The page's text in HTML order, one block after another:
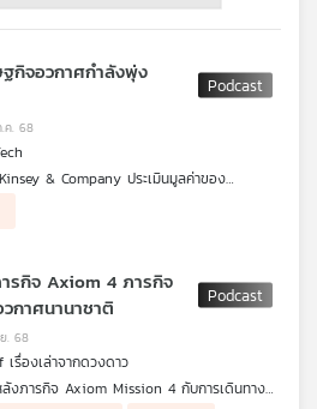
ฐกิจอวกาศกำลังพุ่ง
.ค. 68
& Company ประเมินมูลค่าของ
เพิ่มขึ้นเป็นกว่า 1,800 ล้านดอลลาร์สหรัฐฯ ในปี
ร และจะสามารถเป็นหัวแถวได้หรือไม่ ชวนคุย
นนท์ ดวงสูงเนิน จาก Spaceth.co
ารกิจ Axiom 4 ภารกิจ
กาศนานาชาติ
. 68
รายการ : Starstuff เรื่องเล่าจากดวงดาว
ลังภารกิจ Axiom Mission 4 กับการเดินทาง